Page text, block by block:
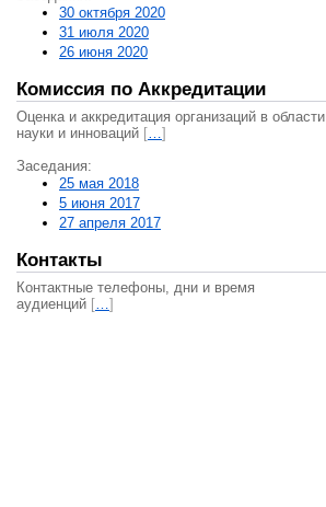
30 октября 2020
31 июля 2020
26 июня 2020
Комиссия по Аккредитации
Оценка и аккредитация организаций в области
науки и инноваций […]
Заседания:
25 мая 2018
5 июня 2017
27 апреля 2017
Контакты
Контактные телефоны, дни и время
аудиенций […]